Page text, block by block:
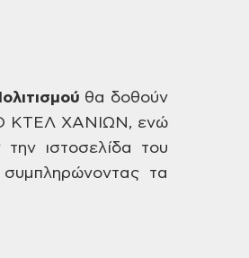
θα δοθούν
ΚΤΕΛ ΧΑΝΙΩΝ, ενώ
την ιστοσελίδα του
συμπληρώνοντας τα